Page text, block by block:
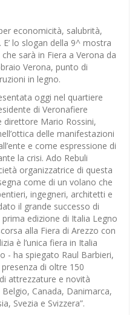
economicità, salubrità,
lo slogan della 9^ mostra
sarà in Fiera a Verona da
Verona, punto di
in legno.
oggi nel quartiere
di Veronafiere
direttore Mario Rossini,
delle manifestazioni
e come espressione di
la crisi. Ado Rebuli
organizzatrice di questa
come di un volano che
ingegneri, architetti e
il grande successo di
edizione di Italia Legno
alla Fiera di Arezzo con
è l’unica fiera in Italia
- ha spiegato Raul Barbieri,
di oltre 150
attrezzature e novità
Canada, Danimarca,
Svezia e Svizzera”.